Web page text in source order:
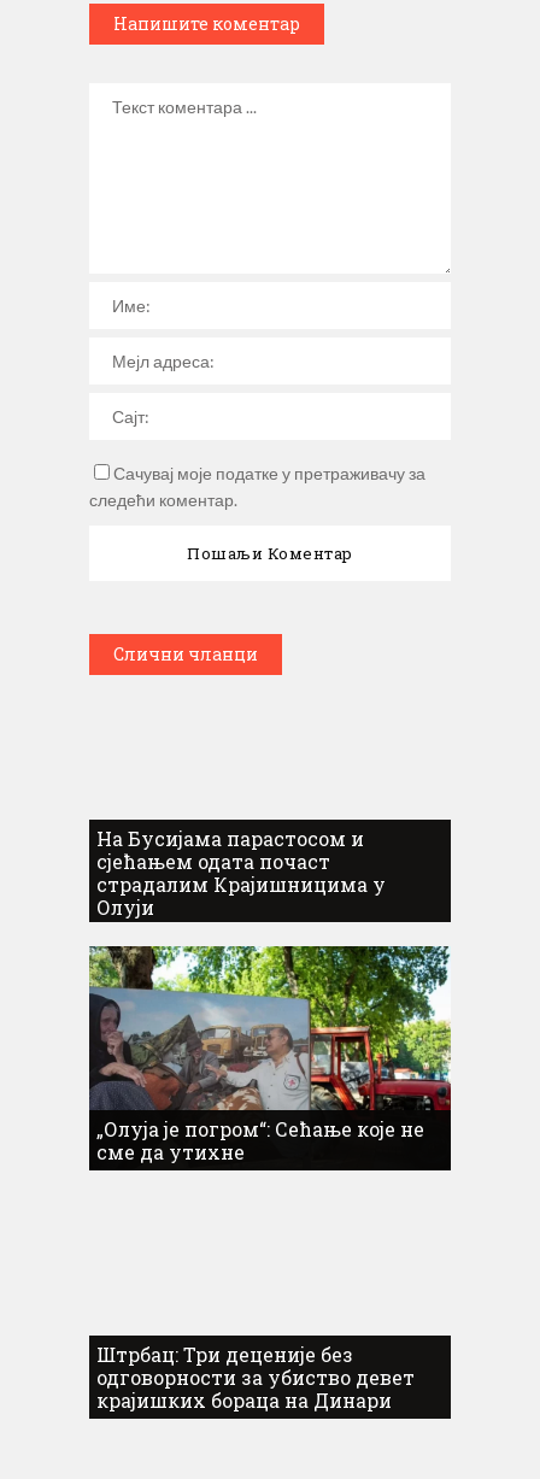
Напишите коментар
Сачувај моје податке у претраживачу за
следећи коментар.
Слични чланци
На Бусијама парастосом и
сјећањем одата почаст
страдалим Крајишницима у
Олуји
„Олуја је погром“: Сећање које не
сме да утихне
Штрбац: Три деценије без
одговорности за убиство девет
крајишких бораца на Динари